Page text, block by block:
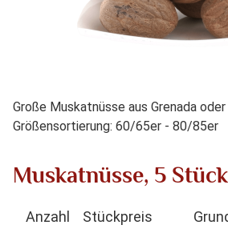
Große Muskatnüsse aus Grenada
Größensortierung: 60/65er - 80/85er
Muskatnüsse, 5 Stück
Anzahl Stückpreis